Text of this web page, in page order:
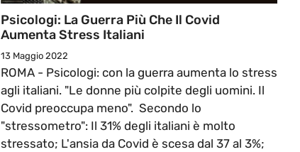
Psicologi: La Guerra Più Che Il Covid
Aumenta Stress Italiani
13 Maggio 2022
ROMA - Psicologi: con la guerra aumenta lo stress
agli italiani. "Le donne più colpite degli uomini. Il
Covid preoccupa meno". Secondo lo
"stressometro": Il 31% degli italiani è molto
stressato; L'ansia da Covid è scesa dal 37 al 3%;